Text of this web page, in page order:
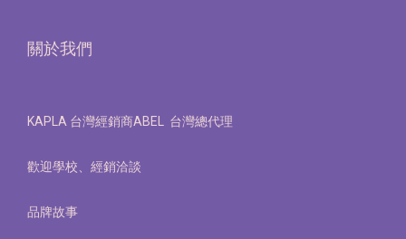
關於我們
KAPLA 台灣經銷商ABEL 台灣總代理
歡迎學校、經銷洽談
品牌故事